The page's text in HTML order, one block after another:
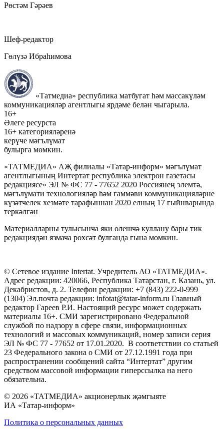
Рөстәм Гәрәев
Шеф-редактор
Гөлүзә Ибраһимова
«Татмедиа» республика матбугат һәм массакүләм
коммуникацияләр агентлыгы ярдәме белән чыгарыла.
16+
Әлеге ресурста
16+ категорияләренә
керүче мәгълүмат
булырга мөмкин.
«ТАТМЕДИА» АҖ филиалы «Татар-информ» мәгълүмат
агентлыгының Интертат республика электрон газетасы
редакциясе» ЭЛ № ФС 77 - 77652 2020 Россиянең элемтә,
мәгълүмати технологияләр һәм гаммәви коммуникацияләрне
күзәтчелек хезмәте тарафыннан 2020 елның 17 гыйнварында
теркәлгән
Материалларны тулысынча яки өлешчә куллану бары тик
редакциядән язмача рөхсәт булганда гына мөмкин.
© Сетевое издание Intertat. Учредитель АО «ТАТМЕДИА».
Адрес редакции: 420066, Республика Татарстан, г. Казань, ул.
Декабристов, д. 2. Телефон редакции: +7 (843) 222-0-999
(1304) Эл.почта редакции: infotat@tatar-inform.ru Главный
редактор Гареев Р.И. Настоящий ресурс может содержать
материалы 16+. СМИ зарегистрировано Федеральной
службой по надзору в сфере связи, информационных
технологий и массовых коммуникаций, номер записи серия
ЭЛ № ФС 77 - 77652 от 17.01.2020. В соответствии со статьей
23 Федерального закона о СМИ от 27.12.1991 года при
распространении сообщений сайта “Интертат” другим
средством массовой информации гиперссылка на него
обязательна.
© 2026 «ТАТМЕДИА» акционерлык җәмгыяте
ИА «Татар-информ»
Политика о персональных данных